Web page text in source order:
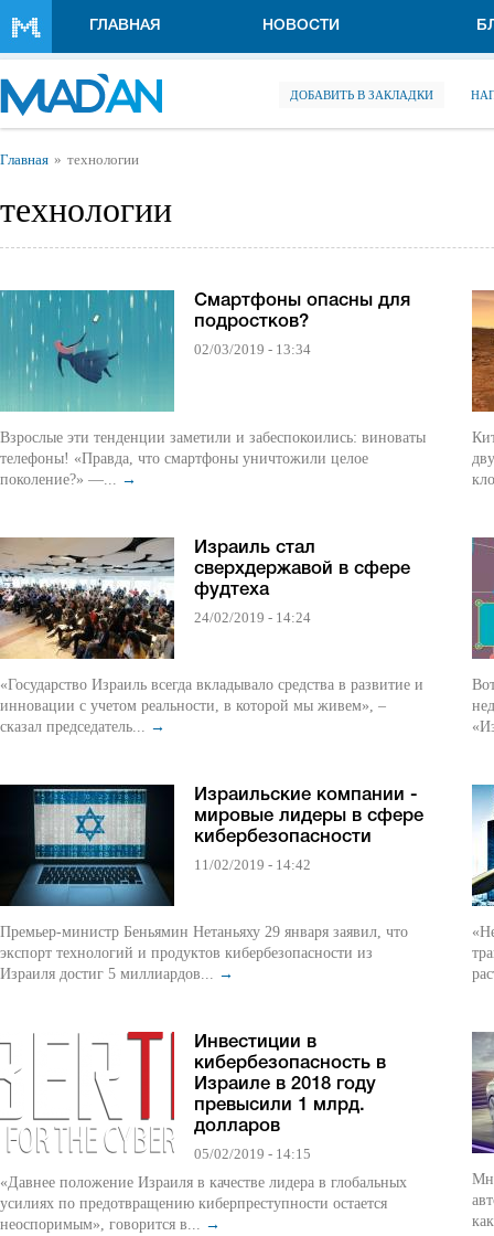
ГЛАВНАЯ НОВОСТИ
ДОБАВИТЬ В ЗАКЛАДКИ
Вы здесь
Главная технологии
технологии
Смартфоны опасны для
подростков?
02/03/2019 - 13:34
Взрослые эти тенденции заметили и забеспокоились: виноваты
телефоны! «Правда, что смартфоны уничтожили целое
поколение?» —... →
Израиль стал
сверхдержавой в сфере
фудтеха
24/02/2019 - 14:24
«Государство Израиль всегда вкладывало средства в развитие и
инновации с учетом реальности, в которой мы живем», –
сказал председатель... →
Израильские компании -
мировые лидеры в сфере
кибербезопасности
11/02/2019 - 14:42
Премьер-министр Беньямин Нетаньяху 29 января заявил, что
экспорт технологий и продуктов кибербезопасности из
Израиля достиг 5 миллиардов... →
Инвестиции в
кибербезопасность в
Израиле в 2018 году
превысили 1 млрд.
долларов
05/02/2019 - 14:15
«Давнее положение Израиля в качестве лидера в глобальных
усилиях по предотвращению киберпреступности остается
неоспоримым», говорится в...
→